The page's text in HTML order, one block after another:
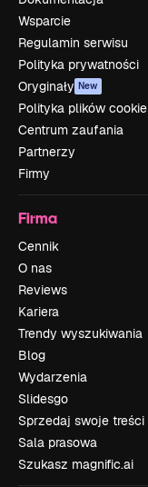
Wsparcie
Regulamin serwisu
Polityka prywatności
Oryginały New
Polityka plików cookie
Centrum zaufania
Partnerzy
Firmy
Firma
Cennik
O nas
Reviews
Kariera
Trendy wyszukiwania
Blog
Wydarzenia
Slidesgo
Sprzedaj swoje treści
Sala prasowa
Szukasz magnific.ai